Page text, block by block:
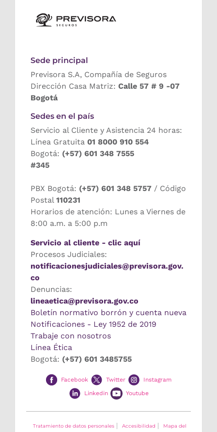
Sede principal
Previsora S.A, Compañía de Seguros
Dirección Casa Matriz: Calle 57 # 9 -07
Bogotá
Sedes en el país
Servicio al Cliente y Asistencia 24 horas:
Línea Gratuita 01 8000 910 554
Bogotá: (+57) 601 348 7555
#345
PBX Bogotá: (+57) 601 348 5757 / Código
Postal 110231
Horarios de atención: Lunes a Viernes de
8:00 a.m. a 5:00 p.m
Servicio al cliente - clic aquí
Procesos Judiciales:
notificacionesjudiciales@previsora.gov.
co
Denuncias:
lineaetica@previsora.gov.co
Boletín normativo borrón y cuenta nueva
Notificaciones - Ley 1952 de 2019
Trabaje con nosotros
Línea Ética
Bogotá: (+57) 601 3485755
Facebook Twitter
Instagram
Linkedin
Youtube
Tratamiento de datos personales Accesibilidad Mapa del